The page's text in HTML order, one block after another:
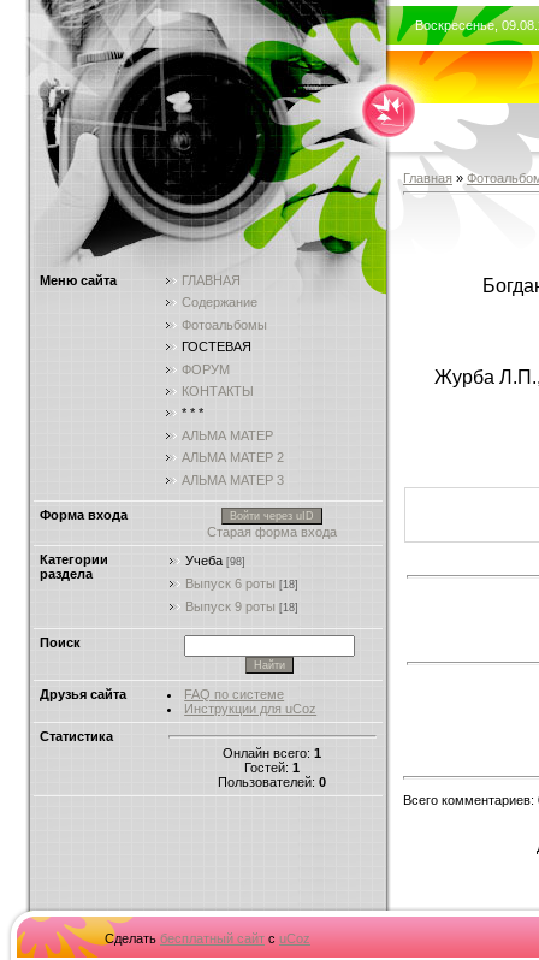
Меню сайта
ГЛАВНАЯ
Содержание
Фотоальбомы
ГОСТЕВАЯ
ФОРУМ
КОНТАКТЫ
* * *
АЛЬМА МАТЕР
АЛЬМА МАТЕР 2
АЛЬМА МАТЕР 3
Форма входа Войти через uID
Старая форма входа
Категории
раздела
Учеба [98]
Выпуск 6 роты [18]
Выпуск 9 роты [18]
Поиск
Друзья сайта
FAQ по системе
Инструкции для uCoz
Статистика
Онлайн всего: 1
Гостей: 1
Пользователей: 0
Воскресенье,
Главная »
Журба
Всего комментариев:
Сделать бесплатный сайт с uCoz